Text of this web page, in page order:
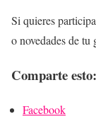
Si quieres
o novedades de tu
Comparte esto:
Facebook